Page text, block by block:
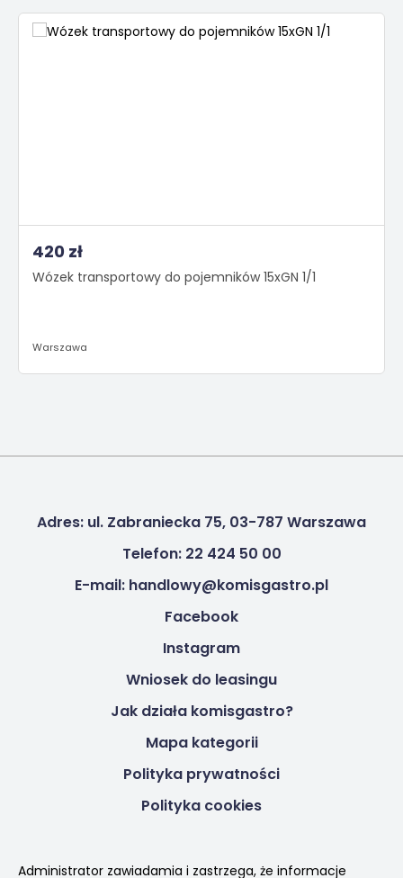
420 zł
Wózek transportowy do pojemników 15xGN 1/1
Warszawa
Adres: ul. Zabraniecka 75, 03-787 Warszawa
Telefon: 22 424 50 00
E-mail: handlowy@komisgastro.pl
Facebook
Instagram
Wniosek do leasingu
Jak działa komisgastro?
Mapa kategorii
Polityka prywatności
Polityka cookies
Administrator zawiadamia i zastrzega, że informacje